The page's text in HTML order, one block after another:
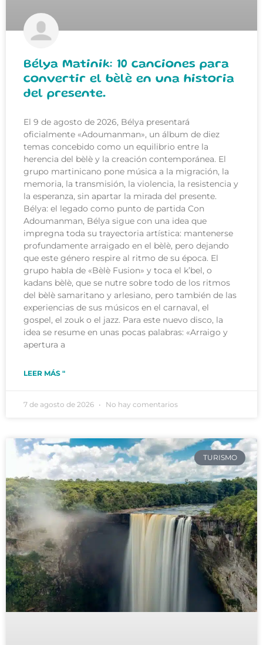
Bélya Matinik: 10 canciones para
convertir el bèlè en una historia
del presente.
El 9 de agosto de 2026, Bélya presentará
oficialmente «Adoumanman», un álbum de diez
temas concebido como un equilibrio entre la
herencia del bèlè y la creación contemporánea. El
grupo martinicano pone música a la migración, la
memoria, la transmisión, la violencia, la resistencia y
la esperanza, sin apartar la mirada del presente.
Bélya: el legado como punto de partida Con
Adoumanman, Bélya sigue con una idea que
impregna toda su trayectoria artística: mantenerse
profundamente arraigado en el bèlè, pero dejando
que este género respire al ritmo de su época. El
grupo habla de «Bèlè Fusion» y toca el k’bel, o
kadans bèlè, que se nutre sobre todo de los ritmos
del bèlè samaritano y arlesiano, pero también de las
experiencias de sus músicos en el carnaval, el
gospel, el zouk o el jazz. Para este nuevo disco, la
idea se resume en unas pocas palabras: «Arraigo y
apertura a
LEER MÁS "
7 de agosto de 2026 No hay comentarios
TURISMO